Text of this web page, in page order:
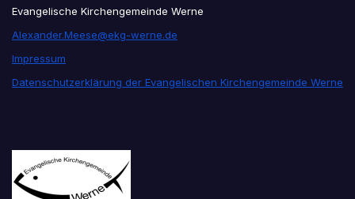
Evangelische Kirchengemeinde Werne
Alexander.Meese@ekg-werne.de
Impressum
Datenschutzerklärung der Evangelischen Kirchengemeinde Werne